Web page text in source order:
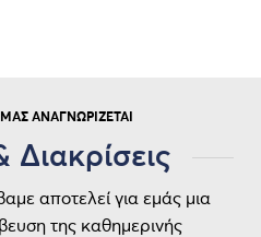
ΑΝΑΓΝΩΡΊΖΕΤΑΙ
Διακρίσεις
αποτελεί για εμάς μια
της καθημερινής